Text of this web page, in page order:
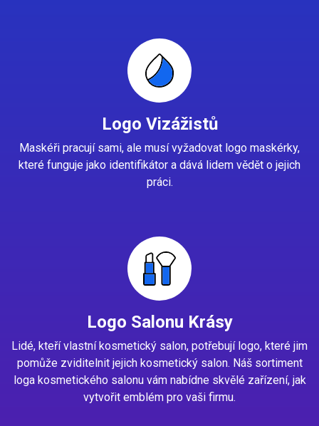
Logo Vizážistů
Maskéři pracují sami, ale musí vyžadovat logo maskérky,
které funguje jako identifikátor a dává lidem vědět o jejich
práci.
Logo Salonu Krásy
Lidé, kteří vlastní kosmetický salon, potřebují logo, které jim
pomůže zviditelnit jejich kosmetický salon. Náš sortiment
loga kosmetického salonu vám nabídne skvělé zařízení, jak
vytvořit emblém pro vaši firmu.